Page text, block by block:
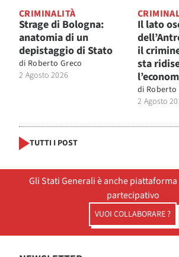
CRIMINALITÀ
Strage di Bologna:
anatomia di un
depistaggio di Stato
di Roberto Greco
2 Agosto 2026
Il lato
il
sta
di Roberto
2 Agosto
TUTTI I POST
Gli Stati Generali è anche
partecipativo
VUOI COLLABORARE ?